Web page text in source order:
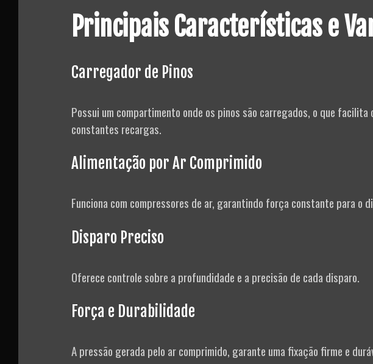
Principais Características e
Carregador de Pinos
Possui um compartimento onde os pinos são carregados, o que facilita
constantes recargas.
Alimentação por Ar Comprimido
Funciona com compressores de ar, garantindo força constante para o
Disparo Preciso
Oferece controle sobre a profundidade e a precisão de cada disparo.
Força e Durabilidade
A pressão gerada pelo ar comprimido, garante uma fixação firme e